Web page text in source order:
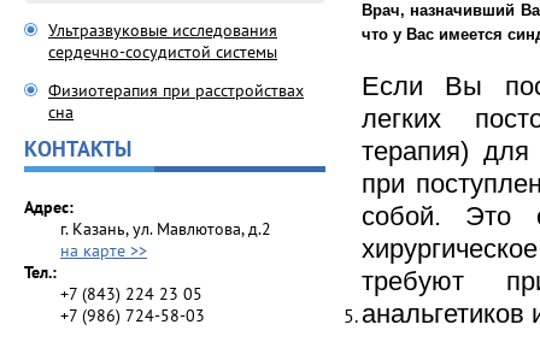
Врач, назначивший
что у Вас имеется
Если Вы
легких
терапия) для
при
собой. Это
требуют
Ультразвуковые исследования
сердечно-сосудистой системы
Физиотерапия при расстройствах
сна
КОНТАКТЫ
Адрес:
г. Казань, ул. Мавлютова, д.2
на карте >>
Тел.:
+7 (843) 224 23 05
+7 (986) 724-58-03